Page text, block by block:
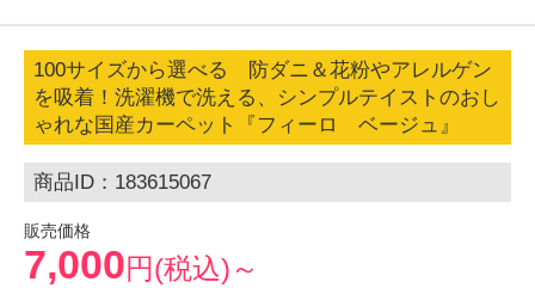
100サイズから選べる 防ダニ＆花粉やアレルゲン
を吸着！洗濯機で洗える、シンプルテイストのおし
ゃれな国産カーペット『フィーロ ベージュ』
商品ID：183615067
販売価格
7,000円(税込)～